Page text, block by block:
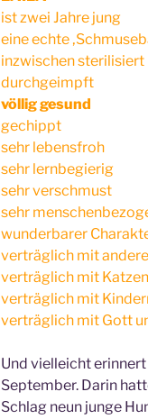
ist zwei Jahre jung
eine echte
inzwischen sterilisiert
durchgeimpft
völlig gesund
gechippt
sehr lebensfroh
sehr lernbegierig
sehr verschmust
sehr
wunderbarer
verträglich mit
verträglich mit Katzen
verträglich mit
verträglich mit Gott
Und vielleicht
September. Darin
Schlag neun junge